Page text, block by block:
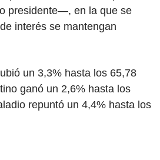
presidente—, en la que se
interés se mantengan
un 3,3% hasta los 65,78
ganó un 2,6% hasta los
repuntó un 4,4% hasta los